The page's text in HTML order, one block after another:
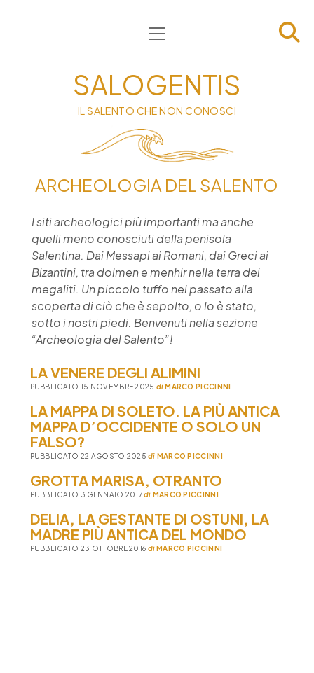
HOME
INFORMATIVA
CONTATTI
PRIVACY & COOKIE POLICY
apri
menu
SALOGENTIS
IL SALENTO CHE NON CONOSCI
ARCHEOLOGIA DEL SALENTO
I siti archeologici più importanti ma anche
quelli meno conosciuti della penisola
Salentina. Dai Messapi ai Romani, dai Greci ai
Bizantini, tra dolmen e menhir nella terra dei
megaliti. Un piccolo tuffo nel passato alla
scoperta di ciò che è sepolto, o lo è stato,
sotto i nostri piedi. Benvenuti nella sezione
“Archeologia del Salento”!
LA VENERE DEGLI ALIMINI
PUBBLICATO 15 NOVEMBRE 2025 diMARCO PICCINNI
LA MAPPA DI SOLETO. LA PIÙ ANTICA
MAPPA D’OCCIDENTE O SOLO UN
FALSO?
PUBBLICATO 22 AGOSTO 2025di MARCO PICCINNI
GROTTA MARISA, OTRANTO
PUBBLICATO 3 GENNAIO 2017di MARCO PICCINNI
DELIA, LA GESTANTE DI OSTUNI, LA
MADRE PIÙ ANTICA DEL MONDO
PUBBLICATO 23 OTTOBRE 2016 diMARCO PICCINNI